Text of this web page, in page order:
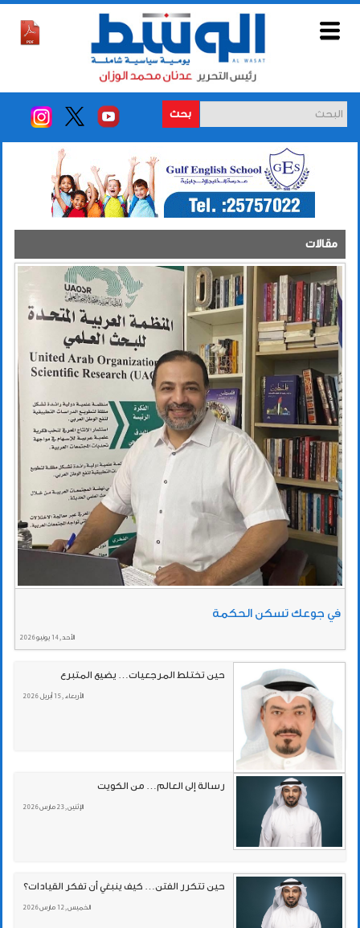
بحث
مقالات
في جوعك تسكن الحكمة
الأحد , 14 يونيو 2026
حين تختلط المرجعيات… يضيع المتبرع
الأربعاء , 15 أبريل 2026
رسالة إلى العالم… من الكويت
الإثنين , 23 مارس 2026
حين تتكرر الفتن… كيف ينبغي أن تفكر القيادات؟
الخميس , 12 مارس 2026